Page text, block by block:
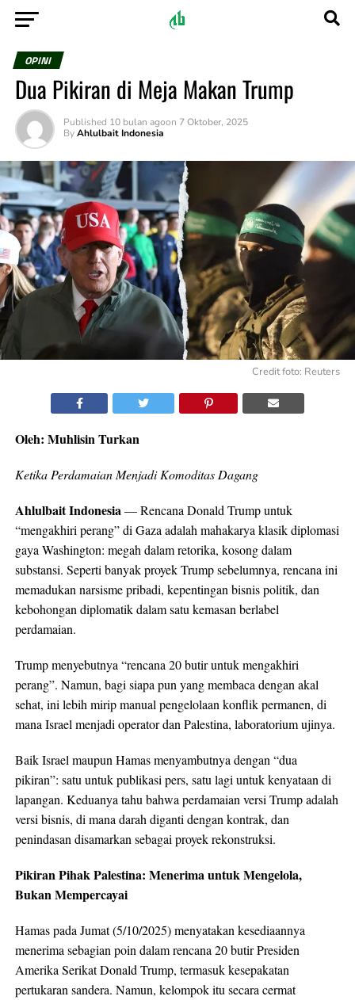
OPINI
Dua Pikiran di Meja Makan Trump
Published 10 bulan agoon 7 Oktober, 2025
By Ahlulbait Indonesia
Credit foto: Reuters
Oleh: Muhlisin Turkan
Ketika Perdamaian Menjadi Komoditas Dagang
Ahlulbait Indonesia — Rencana Donald Trump untuk
“mengakhiri perang” di Gaza adalah mahakarya klasik diplomasi
gaya Washington: megah dalam retorika, kosong dalam
substansi. Seperti banyak proyek Trump sebelumnya, rencana ini
memadukan narsisme pribadi, kepentingan bisnis politik, dan
kebohongan diplomatik dalam satu kemasan berlabel
perdamaian.
Trump menyebutnya “rencana 20 butir untuk mengakhiri
perang”. Namun, bagi siapa pun yang membaca dengan akal
sehat, ini lebih mirip manual pengelolaan konflik permanen, di
mana Israel menjadi operator dan Palestina, laboratorium ujinya.
Baik Israel maupun Hamas menyambutnya dengan “dua
pikiran”: satu untuk publikasi pers, satu lagi untuk kenyataan di
lapangan. Keduanya tahu bahwa perdamaian versi Trump adalah
versi bisnis, di mana darah diganti dengan kontrak, dan
penindasan disamarkan sebagai proyek rekonstruksi.
Pikiran Pihak Palestina: Menerima untuk Mengelola,
Bukan Mempercayai
Hamas pada Jumat (5/10/2025) menyatakan kesediaannya
menerima sebagian poin dalam rencana 20 butir Presiden
Amerika Serikat Donald Trump, termasuk kesepakatan
pertukaran sandera. Namun, kelompok itu secara cermat